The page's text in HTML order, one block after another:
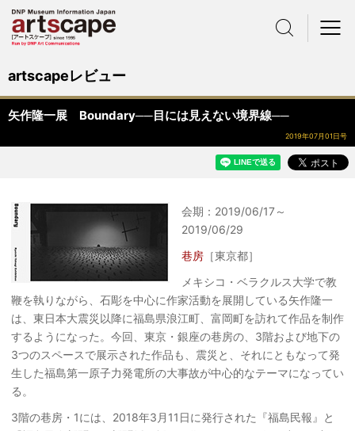
artscapeレビュー
矢作隆一展 Boundary──目には見えない境界線──
2019年07月01日号
会期：2019/06/17～
2019/06/29
巷房 ［東京都］
メキシコ・ベラクルス大学で教
鞭を執りながら、石彫を中心に作家活動を展開している矢作隆一
は、東日本大震災以降に福島県浪江町、富岡町を訪れて作品を制作
するようになった。今回、東京・銀座の巷房の、3階および地下の
3つのスペースで展示された作品も、震災と、それにともなって発
生した福島第一原子力発電所の大事故が中心的なテーマになってい
る。
3階の巷房・1には、2018年3月11日に発行された『福島民報』と
サイト内検索